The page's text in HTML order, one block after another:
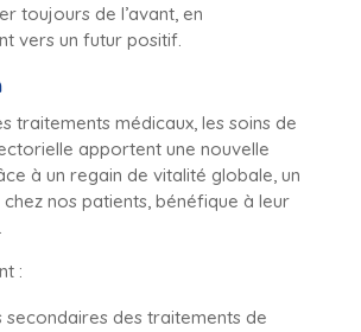
toujours de l’avant, en
vers un futur positif.
traitements médicaux, les soins de
apportent une nouvelle
à un regain de vitalité globale, un
nos patients, bénéfique à leur
:
secondaires des traitements de